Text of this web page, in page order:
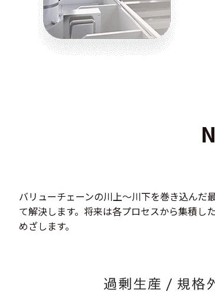
バリューチェーンの川上～川下を巻き込んだ
て解決します。将来は各プロセスから集積し
めざします。